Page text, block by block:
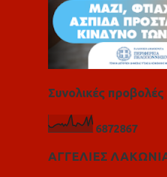
Συνολικές προβολές
6872867
ΑΓΓΕΛΙΕΣ